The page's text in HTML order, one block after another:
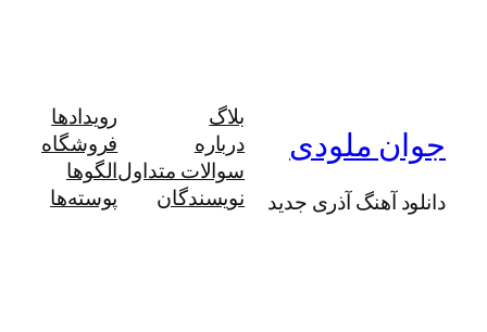
جوان ملودی
دانلود آهنگ آذری جدید
بلاگ
درباره
سوالات متداول
نویسندگان
رویدادها
فروشگاه
الگوها
پوسته‌ها